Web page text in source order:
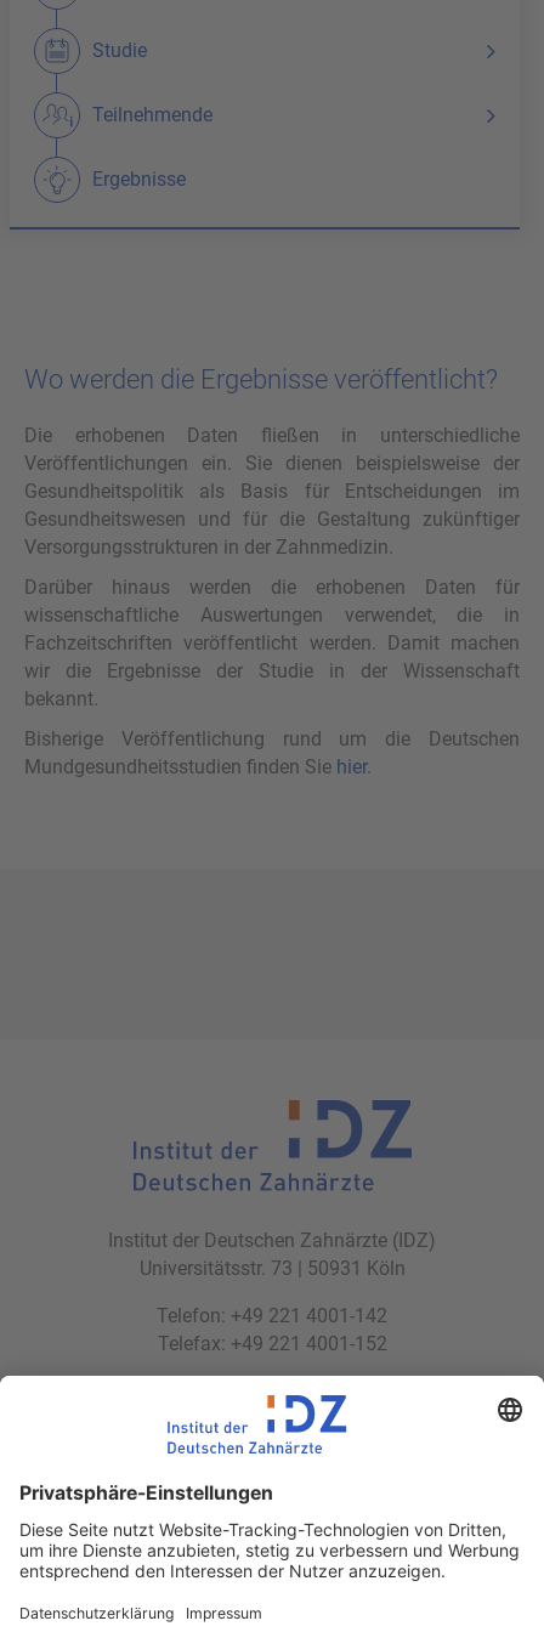
Studie
Teilnehmende
Ergebnisse
Wo wer­den die Er­geb­nis­se ver­öf­fent­licht?
Die erhobenen Daten fließen in unterschiedliche
Veröffentlichungen ein. Sie dienen beispielsweise der
Gesundheitspolitik als Basis für Entscheidungen im
Gesundheitswesen und für die Gestaltung zukünftiger
Versorgungsstrukturen in der Zahnmedizin.
Darüber hinaus werden die erhobenen Daten für
wissenschaftliche Auswertungen verwendet, die in
Fachzeitschriften veröffentlicht werden. Damit machen
wir die Ergebnisse der Studie in der Wissenschaft
bekannt.
Bisherige Veröffentlichung rund um die Deutschen
Mundgesundheitsstudien finden Sie hier.
Institut der Deutschen Zahnärzte (IDZ)
Universitätsstr. 73 | 50931 Köln
Telefon: +49 221 4001-142
Telefax: +49 221 4001-152
idz(at)idz.institute
Web: www.idz.institute
Partnerseiten